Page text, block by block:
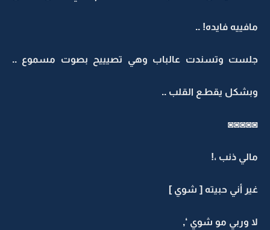
مافييه فايده! ..
جلست وتسندت عالباب وهي تصيييح بصوت مسموع ..
وبشكل يقطـع القلب ..
◙◙◙◙◙
مالي ذنب ،!
غير أني حبيته [ شوي ]
لا وربي مو شوي ‘,